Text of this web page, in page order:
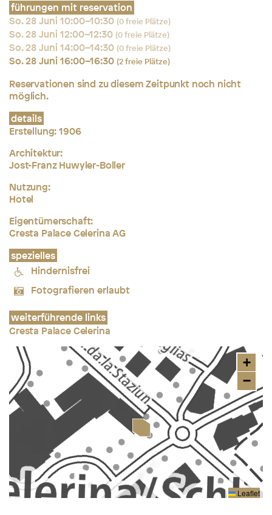
führungen mit reservation
So. 28 Juni 10:00–10:30 (0 freie Plätze)
So. 28 Juni 12:00–12:30 (0 freie Plätze)
So. 28 Juni 14:00–14:30 (0 freie Plätze)
So. 28 Juni 16:00–16:30 (2 freie Plätze)
Reservationen sind zu diesem Zeitpunkt noch nicht
möglich.
details
Erstellung:1906
Architektur:
Jost-Franz Huwyler-Boller
Nutzung:
Hotel
Eigentümerschaft:
Cresta Palace Celerina AG
spezielles
Hindernisfrei
Fotografieren erlaubt
weiterführende links
Cresta Palace Celerina
+
−
Leaflet